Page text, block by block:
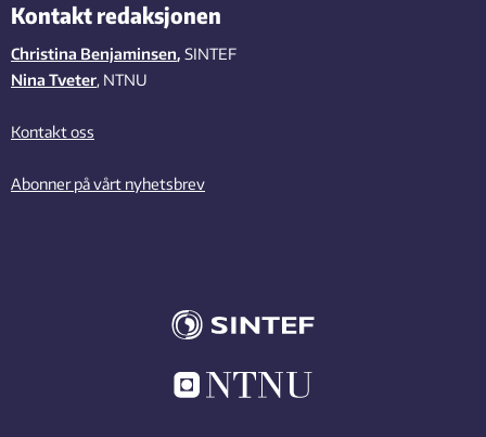
Kontakt redaksjonen
Christina Benjaminsen, SINTEF
Nina Tveter, NTNU
Kontakt oss
Abonner på vårt nyhetsbrev